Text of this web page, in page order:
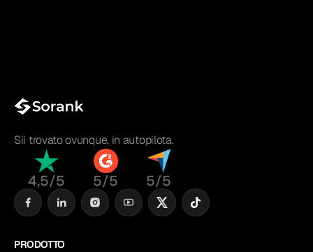
Sii trovato ovunque, in autopilota.
4,5/5 5/5 5/5
PRODOTTO